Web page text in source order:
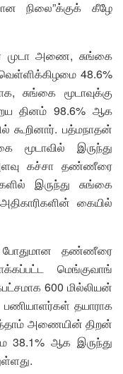
நிலை”க்குக் கீழே
முடா அணை, சுங்கை
48.6%
சுங்கை மூடாவுக்கு
தினம் 98.6% ஆக
கூறினார். பத்மநாதன்
மூடாவில் இருந்து
கச்சா தண்ணீரை
இருந்து சுங்கை
கையில்
போதுமான தண்ணீரை
மெங்குவாங்
600 மில்லியன்
பணியாளர்கள் தயாராக
அணையின் திறன்
38.1% ஆக இருந்து